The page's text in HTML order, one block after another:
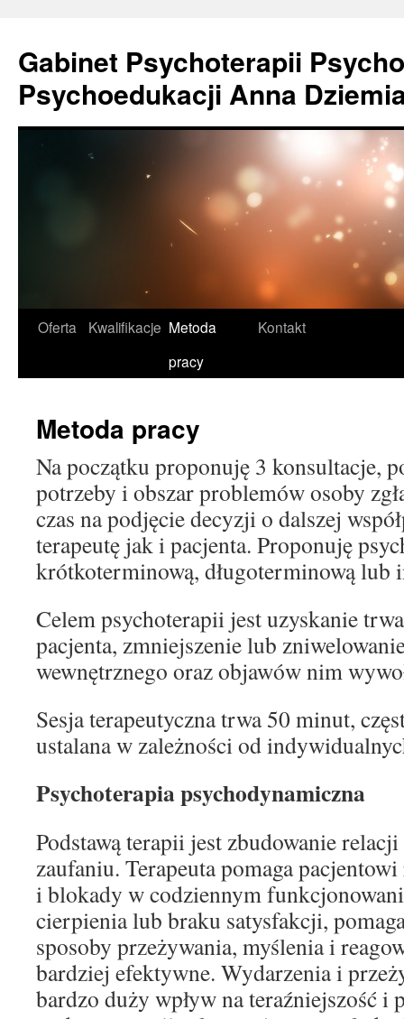
Gabinet Psychoterapii
Psychoedukacji Anna
Oferta Kwalifikacje Metoda
pracy
Kontakt
Metoda pracy
Na początku proponuję 3 konsultacje,
potrzeby i obszar problemów osoby
czas na podjęcie decyzji o dalszej
terapeutę jak i pacjenta. Proponuję
krótkoterminową, długoterminową lub
Celem psychoterapii jest uzyskanie
pacjenta, zmniejszenie lub
wewnętrznego oraz objawów nim
Sesja terapeutyczna trwa 50 minut,
ustalana w zależności od
Psychoterapia psychodynamiczna
Podstawą terapii jest zbudowanie
zaufaniu. Terapeuta pomaga
i blokady w codziennym
cierpienia lub braku satysfakcji,
sposoby przeżywania, myślenia i
bardziej efektywne. Wydarzenia i
bardzo duży wpływ na teraźniejszość i